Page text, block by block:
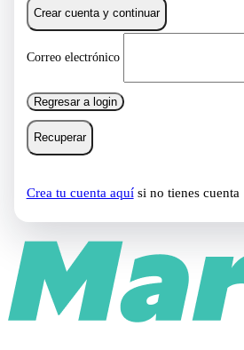
Crear cuenta y continuar
Correo electrónico
Regresar a login
Recuperar
Crea tu cuenta aquísi no tienes cuenta